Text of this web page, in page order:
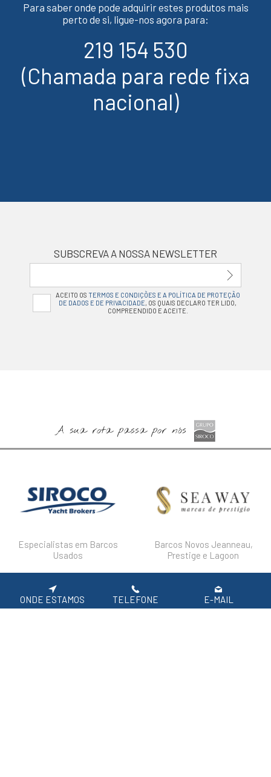
Para saber onde pode adquirir estes produtos mais
perto de si, ligue-nos agora para:
219 154 530
(Chamada para rede fixa
nacional)
SUBSCREVA A NOSSA NEWSLETTER
ACEITO OS TERMOS E CONDIÇÕES E A POLÍTICA DE PROTEÇÃO
DE DADOS E DE PRIVACIDADE, OS QUAIS DECLARO TER LIDO,
COMPREENDIDO E ACEITE.
A sua rota passa por nós
Especialistas em Barcos
Usados
Barcos Novos Jeanneau,
Prestige e Lagoon
DESTAQUES POLÍTICA DE PRIVACIDADE
ONDE ESTAMOS TELEFONE E-MAIL